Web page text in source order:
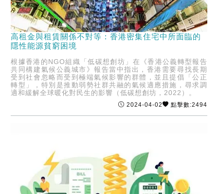
高租金與租賃關係不對等：香港密集住宅中所面臨的
隱性能源貧窮困境
根據香港的NGO組織「低碳想創坊」在《香港公義轉型報告
共同構建氣候公義城市》報告當中指出，香港需要尋找長期
受到社會忽略而受到極端氣候影響的群體，並且提倡「公正
轉型」，特別是推動弱勢社群共融的氣候適應措施，尋求調
適和緩解全球暖化對民生的影響（低碳想創坊，2022）。
2024-04-02 點擊數:2494